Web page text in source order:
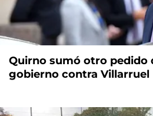
Quirno sumó otro pedido
gobierno contra Villarruel